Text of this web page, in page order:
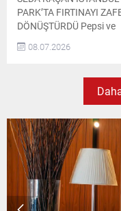
PARK’TA FIRTINAYI
DÖNÜŞTÜRDÜ Pepsi ve
Doritos’un desteklediği
Kaçan, AVIS 2026 Türkiye
ayağında zorlu bir hafta
performansıyla zirvede
tamamladı. İlk yarışta
ikincilik elde eden başarılı
pilot, ikinci yarışta damalı
bayrağı ilk sırada görerek
podyumun en üst
basamağına çıktı. AVIS
Türkiye...
08.07.2026